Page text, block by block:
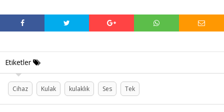
Etiketler
Cihaz Kulak kulaklık Ses Tek